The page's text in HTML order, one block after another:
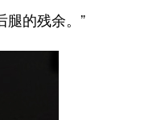
腿的残余。”